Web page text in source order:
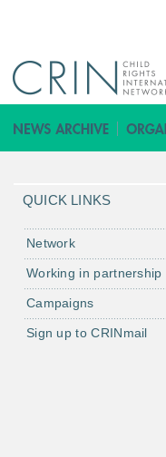
QUICK LINKS
Network
Working in partnership
Campaigns
Sign up to CRINmail